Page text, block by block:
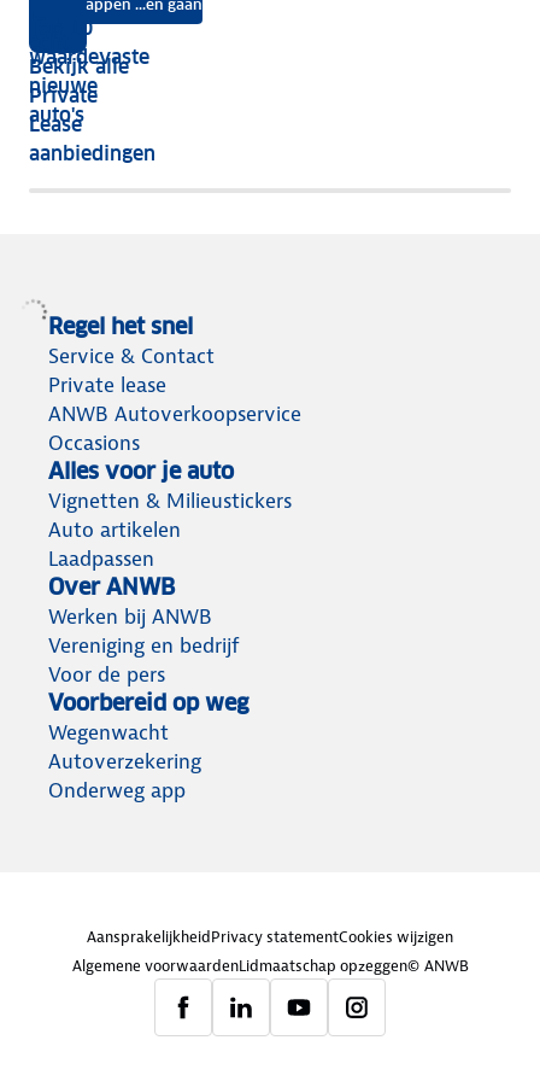
Instappen ...en gaan
Bekijk alle
Private
Lease
aanbiedingen
écht
vijf
jaar
nog
het
meeste
Top 10
waardevaste
nieuwe
auto's
Regel het snel
Service & Contact
Private lease
ANWB Autoverkoopservice
Occasions
Alles voor je auto
Vignetten & Milieustickers
Auto artikelen
Laadpassen
Over ANWB
Werken bij ANWB
Vereniging en bedrijf
Voor de pers
Voorbereid op weg
Wegenwacht
Autoverzekering
Onderweg app
AansprakelijkheidPrivacy statementCookies wijzigen
Algemene voorwaardenLidmaatschap opzeggen© ANWB